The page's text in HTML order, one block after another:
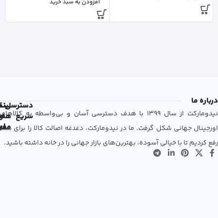
افزودن به سبد خرید
درباره ما
نیدومارکت از سال 1399 با هدف دسترسی آسان و بی‌واسطه به کالاهای
اورجینال جهانی شکل گرفت. ما در نیدومارکت، دغدغه اصالت کالا را برای شما
رفع کردیم تا با خیالی آسوده، بهترین‌های بازار جهانی را در خانه داشته باشید.
دسترسی
سریع